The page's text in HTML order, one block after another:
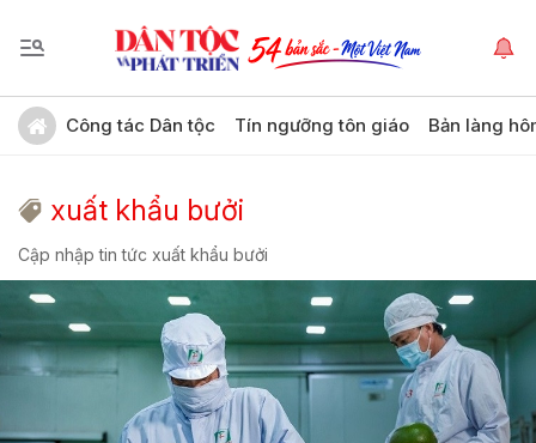
Công tác Dân tộc Tín ngưỡng tôn giáo Bản làng
xuất khẩu bưởi
Cập nhập tin tức xuất khẩu bưởi